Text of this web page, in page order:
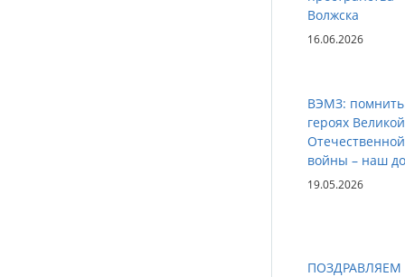
Волжска
16.06.2026
ВЭМЗ:
героях Великой
Отечественной
войны – наш
19.05.2026
ПОЗДРАВЛЯЕМ